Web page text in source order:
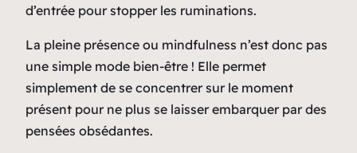
d’entrée pour stopper les ruminations.
La pleine présence ou mindfulness n’est donc pas
une simple mode bien-être ! Elle permet
simplement de se concentrer sur le moment
présent pour ne plus se laisser embarquer par des
pensées obsédantes.